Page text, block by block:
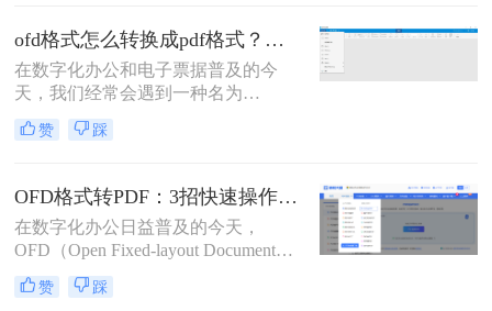
件中查看和编辑。那么ofd怎么转换
pdf文件格式呢？本文将详细介绍三种
将OFD文件转换为PDF的方法，帮助
您轻松应对各种需求。
ofd格式怎么转换成pdf格式？精选高效方法详解与实战指南！
在数字化办公和电子票据普及的今
天，我们经常会遇到一种名为
OFD（Open Fixed-layout Document）
格式的文件。它是由中国自主制定的
票、电子公文、电子证照等领域。然
而，由于其兼容性远不及PDF，在向
使用Adobe Acrobat Reader或其他国际
通用PDF阅读器的同事、客户或机构
分享文件时，转换OFD为PDF成为了
一个常见且必要的需求。那么ofd格式
赞 踩
OFD格式转PDF：3招快速操作的关键步骤和格式校验技巧！
在数字化办公日益普及的今天，
OFD（Open Fixed-layout Document）
作为我国的国家标准版式文档格式，
广泛应用于电子发票、公文等领域。
赞 踩